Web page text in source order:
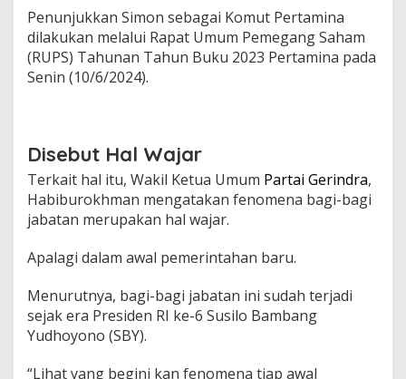
t
B
U
Penunjukkan Simon sebagai Komut Pertamina
dilakukan melalui Rapat Umum Pemegang Saham
(RUPS) Tahunan Tahun Buku 2023 Pertamina pada
Senin (10/6/2024).
Disebut Hal Wajar
Terkait hal itu, Wakil Ketua Umum Partai Gerindra,
Habiburokhman mengatakan fenomena bagi-bagi
jabatan merupakan hal wajar.
Apalagi dalam awal pemerintahan baru.
Menurutnya, bagi-bagi jabatan ini sudah terjadi
sejak era Presiden RI ke-6 Susilo Bambang
Yudhoyono (SBY).
“Lihat yang begini kan fenomena tiap awal